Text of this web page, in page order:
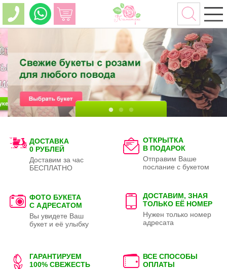
ДОСТАВКА
0 РУБЛЕЙ
Доставим за час
БЕСПЛАТНО
ОТКРЫТКА
В ПОДАРОК
Отправим Ваше
послание с букетом
ФОТО БУКЕТА
С АДРЕСАТОМ
Вы увидете Ваш
букет и её улыбку
ДОСТАВИМ, ЗНАЯ
ТОЛЬКО ЕЁ НОМЕР
Нужен только номер
адресата
ГАРАНТИРУЕМ
100% СВЕЖЕСТЬ
ВСЕ СПОСОБЫ
ОПЛАТЫ